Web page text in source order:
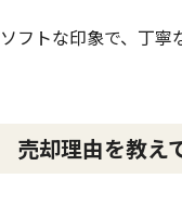
ソフトな印象で、丁寧
売却理由を教え